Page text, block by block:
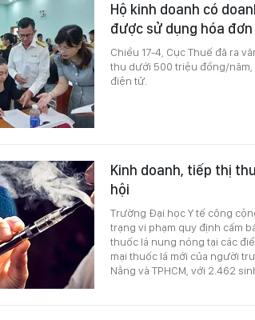
Hộ kinh doanh có
được sử dụng hóa
Chiều 17-4, Cục Thuế đã ra
thu dưới 500 triệu đồng/
điện tử.
Kinh doanh, tiếp thị
hội
Trường Đại học Y tế công
trạng vi phạm quy định cấm
thuốc lá nung nóng tại các
mại thuốc lá mới của người
Nẵng và TPHCM, với 2.462